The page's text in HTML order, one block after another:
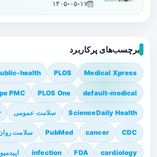
۱۴۰۵-۰۵-۱۷
برچسب‌های پرکاربرد
Medical Xpress
PLOS
health
default-medical
PLOS One
PMC
ScienceDaily Health سلامت عمومی
CDC
cancer
PubMed سلامت
cardiology
FDA
infection